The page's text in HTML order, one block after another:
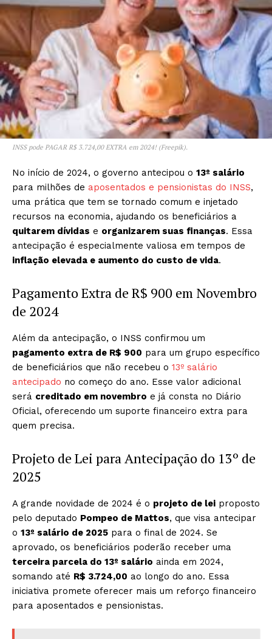
INSS pode PAGAR R$ 3.724,00 EXTRA em 2024! (Freepik).
No início de 2024, o governo antecipou o 13º salário
para milhões de aposentados e pensionistas do INSS,
uma prática que tem se tornado comum e injetado
recursos na economia, ajudando os beneficiários a
quitarem dívidas e organizarem suas finanças. Essa
antecipação é especialmente valiosa em tempos de
inflação elevada e aumento do custo de vida.
Pagamento Extra de R$ 900 em Novembro
de 2024
Além da antecipação, o INSS confirmou um
pagamento extra de R$ 900 para um grupo específico
de beneficiários que não recebeu o 13º salário
antecipado no começo do ano. Esse valor adicional
será creditado em novembro e já consta no Diário
Oficial, oferecendo um suporte financeiro extra para
quem precisa.
Projeto de Lei para Antecipação do 13º de
2025
A grande novidade de 2024 é o projeto de lei proposto
pelo deputado Pompeo de Mattos, que visa antecipar
o 13º salário de 2025 para o final de 2024. Se
aprovado, os beneficiários poderão receber uma
terceira parcela do 13º salário ainda em 2024,
somando até R$ 3.724,00 ao longo do ano. Essa
iniciativa promete oferecer mais um reforço financeiro
para aposentados e pensionistas.